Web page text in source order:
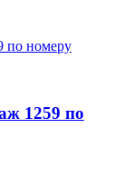
1259 по